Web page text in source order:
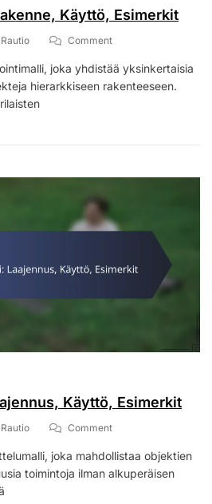
Käyttö, Esimerkit
CommentOn
Malli:
Rakenne,
joka yhdistää yksinkertaisia
hierarkkiseen rakenteeseen.
Käyttö, Esimerkit
CommentOn
Malli:
Laajennus,
joka mahdollistaa objektien
toimintoja ilman alkuperäisen